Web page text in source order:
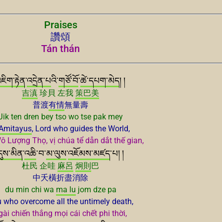
Praises
讚頌
Tán thán
་འདྲེན་པའི་གཙོ་བོ་ཚེ་དཔག་མེད། །
吉滇 珍貝 左我 策巴美
普渡有情無量壽
ten dren bey tso wo tse pak mey
, Lord who guides the World,
Lượng Thọ, vị chúa tể dẫn dắt thế gian,
་འཆི་བ་མ་ལུས་འཇོམས་མཛད་པ། །
杜民 企哇 麻呂 炯則巴
中夭橫折盡消除
du min chi wa ma lu jom dze pa
who overcome all the untimely death,
chiến thắng mọi cái chết phi thời,